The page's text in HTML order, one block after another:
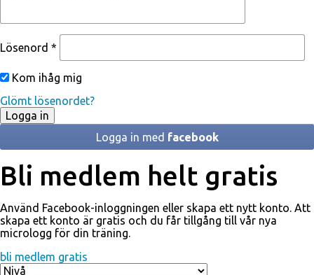
Lösenord *
Kom ihåg mig
Glömt lösenordet?
Logga in med facebook
Bli medlem helt gratis
Använd Facebook-inloggningen eller skapa ett nytt konto. Att
skapa ett konto är gratis och du får tillgång till vår nya
micrologg för din träning.
bli medlem gratis